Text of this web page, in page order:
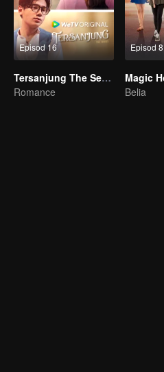
Episod 16
Tersanjung The Series
Romance
Episod 8
Belia